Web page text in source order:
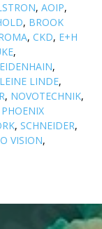
, AOIP,
, BROOK
, CKD, E+H
,
,
LEINE LINDE,
, NOVOTECHNIK,
PHOENIX
, SCHNEIDER,
VISION,